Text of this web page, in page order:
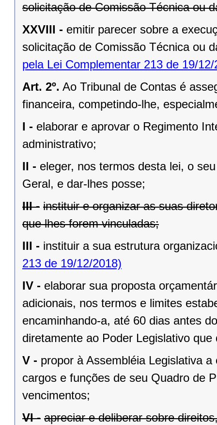
solicitação de Comissão Técnica ou
XXVIII - emitir parecer sobre a
solicitação de Comissão Técnica ou
pela Lei Complementar 213 de 19/12/
Art. 2º. Ao Tribunal de Contas é
financeira, competindo-lhe,
I - elaborar e aprovar o Regimento
administrativo;
II - eleger, nos termos desta lei, o
Geral, e dar-lhes posse;
III - instituir e organizar as suas
que lhes forem vinculadas;
III - instituir a sua estrutura
213 de 19/12/2018)
IV - elaborar sua proposta
adicionais, nos termos e limites
encaminhando-a, até 60 dias antes
diretamente ao Poder Legislativo
V - propor à Assembléia Legislativa
cargos e funções de seu Quadro de
vencimentos;
VI - apreciar e deliberar sobre